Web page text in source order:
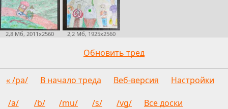
2,8 Мб, 2011x2560 2,2 Мб, 1925x2560
Обновить тред
« /pa/ В начало треда Веб-версия Настройки
/a/ /b/ /mu/ /s/ /vg/ Все доски